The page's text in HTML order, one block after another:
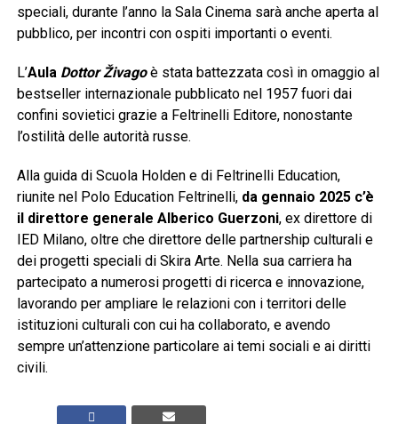
speciali, durante l’anno la Sala Cinema sarà anche aperta al
pubblico, per incontri con ospiti importanti o eventi.
L’Aula Dottor Živagoè stata battezzata così in omaggio al
bestseller internazionale pubblicato nel 1957 fuori dai
confini sovietici grazie a Feltrinelli Editore, nonostante
l’ostilità delle autorità russe.
Alla guida di Scuola Holden e di Feltrinelli Education,
riunite nel Polo Education Feltrinelli, da gennaio 2025 c’è
il direttore generale Alberico Guerzoni, ex direttore di
IED Milano, oltre che direttore delle partnership culturali e
dei progetti speciali di Skira Arte. Nella sua carriera ha
partecipato a numerosi progetti di ricerca e innovazione,
lavorando per ampliare le relazioni con i territori delle
istituzioni culturali con cui ha collaborato, e avendo
sempre un’attenzione particolare ai temi sociali e ai diritti
civili.